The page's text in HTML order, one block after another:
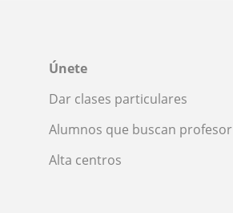
Únete
Dar clases particulares
Alumnos que buscan profesor
Alta centros